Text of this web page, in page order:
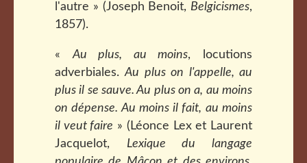
l'autre » (Joseph Benoit, Belgicismes,
1857).
«Au plus, au moins, locutions
adverbiales.Au plus on l'appelle, au
plus il se sauve. Au plus on a, au moins
on dépense. Au moins il fait, au moins
il veut faire » (Léonce Lex et Laurent
Jacquelot, Lexique du langage